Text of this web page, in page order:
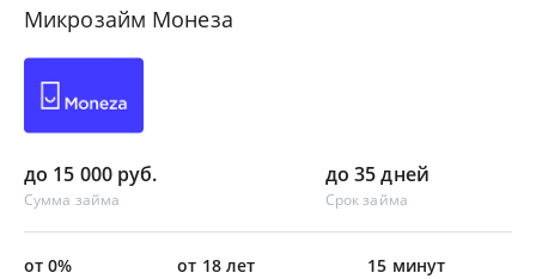
Микрозайм Монеза
до 15 000 руб.
Сумма займа
до 35 дней
Срок займа
от 0% от 18 лет 15 минут